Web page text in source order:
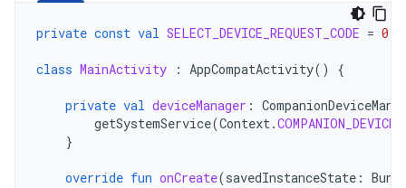
private const val SELECT_DEVICE_REQUEST_CODE = 0
class MainActivity : AppCompatActivity() {
private val deviceManager :
getSystemService(Context .
}
override fun onCreate(savedInstanceState :